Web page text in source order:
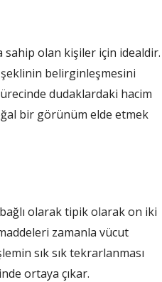
sahip olan kişiler için idealdir.
belirginleşmesini
dudaklardaki hacim
bir görünüm elde etmek
olarak tipik olarak on iki
zamanla vücut
sık sık tekrarlanması
ortaya çıkar.